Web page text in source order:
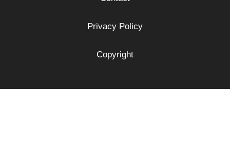
Privacy Policy
Copyright